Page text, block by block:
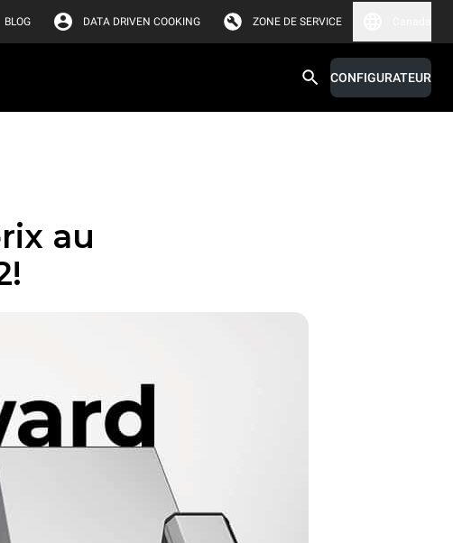
BLOG DATA DRIVEN COOKING ZONE DE SERVICE
CONFIGURATEUR
au